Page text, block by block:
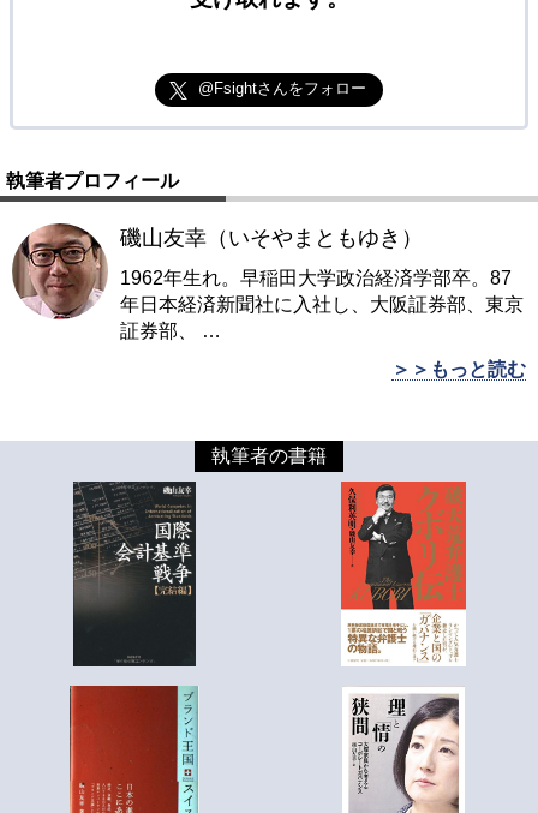
@Fsightさんをフォロー
執筆者プロフィール
磯山友幸（いそやまともゆき）
1962年生れ。早稲田大学政治経済学部卒。87
年日本経済新聞社に入社し、大阪証券部、東京
証券部、
…
＞＞もっと読む
執筆者の書籍